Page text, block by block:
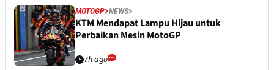
MOTOGP NEWS
KTM Mendapat Lampu Hijau untuk
Perbaikan Mesin MotoGP
7h ago